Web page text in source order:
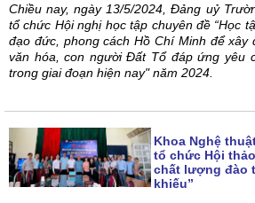
Chiều nay, ngày 13/5/2024, Đảng uỷ
tổ chức Hội nghị học tập chuyên đề “Học
đạo đức, phong cách Hồ Chí Minh để xây
văn hóa, con người Đất Tổ đáp ứng yêu
trong giai đoạn hiện nay" năm 2024.
Khoa Nghệ
tổ chức Hội
chất lượng đào
khiếu”